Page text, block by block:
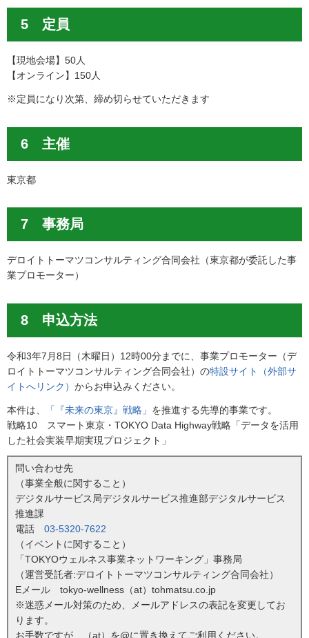
5 定員
【現地会場】50人
【オンライン】150人
※定員になり次第、締め切らせていただきます
6 主催
東京都
7 事務局
デロイトトーマツコンサルティング合同会社（東京都が委託した事
業プロモーター）
8 申込方法
令和3年7月8日（木曜日）12時00分までに、事業プロモーター（デ
ロイトトーマツコンサルティング合同会社）の特設サイト（外部サ
イトへリンク） からお申込みください。
本件は、 「『未来の東京』戦略」 を推進する先導的事業です。
戦略10 スマート東京・TOKYO Data Highway戦略「データを活用
した社会実装早期実現プロジェクト」
問い合わせ先
（事業全般に関すること）
デジタルサービス局デジタルサービス推進部デジタルサービス
推進課
電話 03-5320-7622
（イベントに関すること）
「TOKYOウェルネス事業ネットワーキング」事務局
（運営受託者:デロイトトーマツコンサルティング合同会社）
Eメール tokyo-wellness（at）tohmatsu.co.jp
※迷惑メール対策のため、メールアドレスの表記を変更してお
ります。
お手数ですが、（at）を@に置き換えてご利用ください。